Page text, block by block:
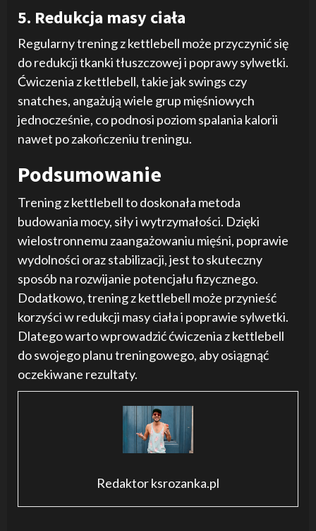
5. Redukcja masy ciała
Regularny trening z kettlebell może przyczynić się
do redukcji tkanki tłuszczowej i poprawy sylwetki.
Ćwiczenia z kettlebell, takie jak swings czy
snatches, angażują wiele grup mięśniowych
jednocześnie, co podnosi poziom spalania kalorii
nawet po zakończeniu treningu.
Podsumowanie
Trening z kettlebell to doskonała metoda
budowania mocy, siły i wytrzymałości. Dzięki
wielostronnemu zaangażowaniu mięśni, poprawie
wydolności oraz stabilizacji, jest to skuteczny
sposób na rozwijanie potencjału fizycznego.
Dodatkowo, trening z kettlebell może przynieść
korzyści w redukcji masy ciała i poprawie sylwetki.
Dlatego warto wprowadzić ćwiczenia z kettlebell
do swojego planu treningowego, aby osiągnąć
oczekiwane rezultaty.
Redaktor ksrozanka.pl